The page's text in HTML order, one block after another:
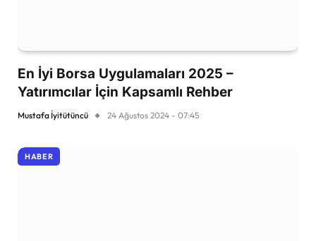
En İyi Borsa Uygulamaları 2025 –
Yatırımcılar İçin Kapsamlı Rehber
Mustafa İyitütüncü 24 Ağustos 2024 - 07:45
HABER